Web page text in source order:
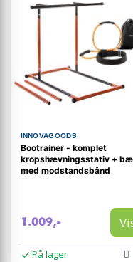
INNOVAGOODS
Bootrainer - komplet
kropshævningsstativ +
med modstandsbånd
1.009,-
På lager